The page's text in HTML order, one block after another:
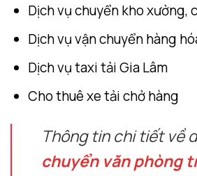
Dịch vụ chuyển kho xưởng,
Dịch vụ vận chuyển hàng
Dịch vụ taxi tải Gia Lâm
Cho thuê xe tải chở hàng
Thông tin chi tiết về
chuyển văn phòng